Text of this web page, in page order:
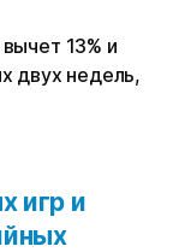
13% и
двух недель,
игр и